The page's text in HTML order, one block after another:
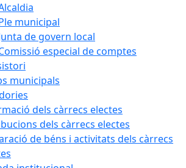
municipal
de govern local
especial de comptes
municipals
dels càrrecs electes
dels càrrecs electes
de béns i activitats dels càrrecs